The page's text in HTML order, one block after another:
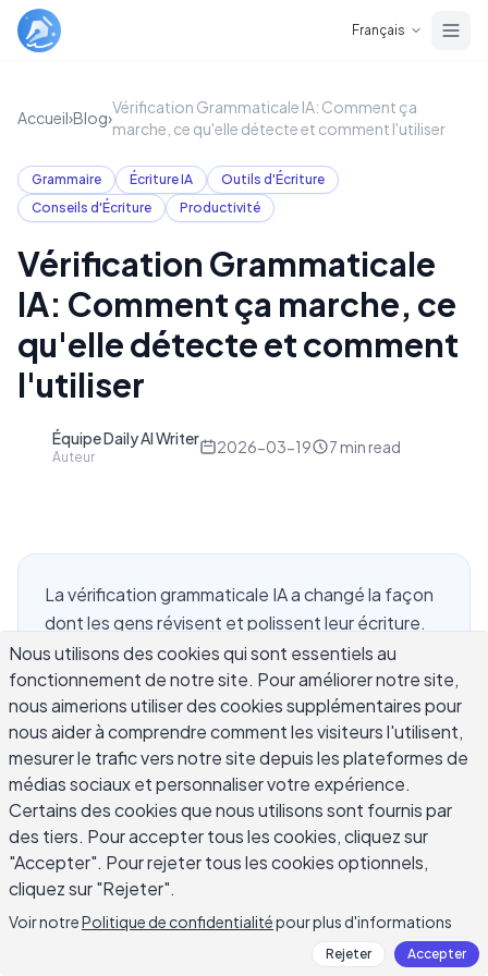
Français
Accueil›Blog›
Vérification Grammaticale IA: Comment ça
marche, ce qu'elle détecte et comment l'utiliser
Grammaire Écriture IA
Outils d'Écriture
Conseils d'Écriture
Productivité
Vérification Grammaticale
IA: Comment ça marche, ce
qu'elle détecte et comment
l'utiliser
Équipe Daily AI Writer
Auteur
2026-03-19 7 min read
La vérification grammaticale IA a changé la façon
dont les gens révisent et polissent leur écriture.
Vous pouvez passer votre texte par un outil
alimenté par IA qui détecte les erreurs en
secondes. Ce guide détaille comment
fonctionne la vérification grammaticale IA et
comment en tirer le meilleur parti.
What Does Grammar Check AI
Actually Catch?
Grammar check AI tools go well beyond catching a
Nous utilisons des cookies qui sont essentiels au
fonctionnement de notre site. Pour améliorer notre site,
nous aimerions utiliser des cookies supplémentaires pour
nous aider à comprendre comment les visiteurs l'utilisent,
mesurer le trafic vers notre site depuis les plateformes de
médias sociaux et personnaliser votre expérience.
Certains des cookies que nous utilisons sont fournis par
des tiers. Pour accepter tous les cookies, cliquez sur
"Accepter". Pour rejeter tous les cookies optionnels,
cliquez sur "Rejeter".
Voir notrePolitique de confidentialitépour plus d'informations
Rejeter Accepter